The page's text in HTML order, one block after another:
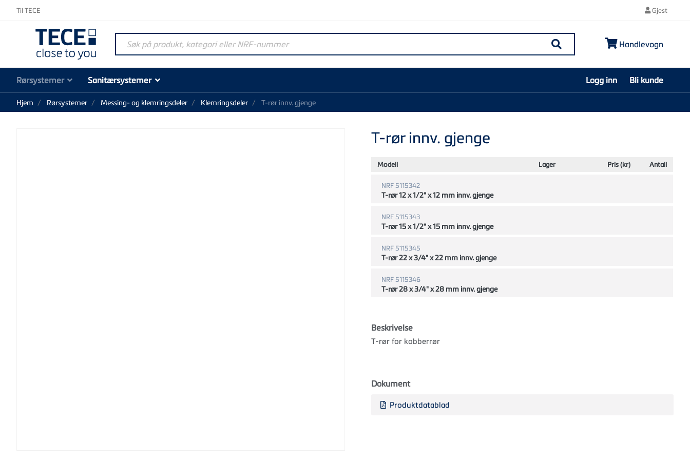
Til TECE Gjest
Søk på produkt, kategori eller NRF-nummer
Søk
Handlevogn
Rørsystemer Sanitærsystemer Logg inn Bli kunde
Hjem Rørsystemer Messing- og klemringsdeler Klemringsdeler T-rør innv. gjenge
T-rør innv. gjenge
Modell Lager Pris (kr) Antall
NRF 5115342
T-rør 12 x 1/2" x 12 mm innv. gjenge
NRF 5115343
T-rør 15 x 1/2" x 15 mm innv. gjenge
NRF 5115345
T-rør 22 x 3/4" x 22 mm innv. gjenge
NRF 5115346
T-rør 28 x 3/4" x 28 mm innv. gjenge
Beskrivelse
T-rør for kobberrør
Dokument
Produktdatablad